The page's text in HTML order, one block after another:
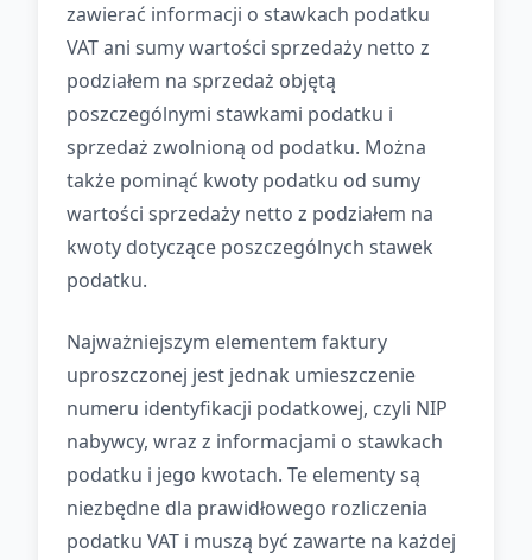
zawierać informacji o stawkach podatku
VAT ani sumy wartości sprzedaży netto z
podziałem na sprzedaż objętą
poszczególnymi stawkami podatku i
sprzedaż zwolnioną od podatku. Można
także pominąć kwoty podatku od sumy
wartości sprzedaży netto z podziałem na
kwoty dotyczące poszczególnych stawek
podatku.
Najważniejszym elementem faktury
uproszczonej jest jednak umieszczenie
numeru identyfikacji podatkowej, czyli NIP
nabywcy, wraz z informacjami o stawkach
podatku i jego kwotach. Te elementy są
niezbędne dla prawidłowego rozliczenia
podatku VAT i muszą być zawarte na każdej